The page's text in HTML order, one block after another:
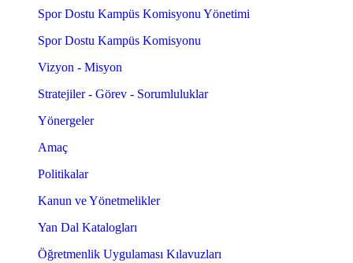
Spor Dostu Kampüs Komisyonu Yönetimi
Spor Dostu Kampüs Komisyonu
Vizyon - Misyon
Stratejiler - Görev - Sorumluluklar
Yönergeler
Amaç
Politikalar
Kanun ve Yönetmelikler
Yan Dal Katalogları
Öğretmenlik Uygulaması Kılavuzları